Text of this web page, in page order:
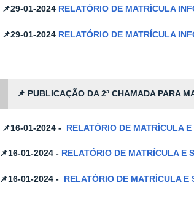
📌29-01-2024 RELATÓRIO DE MATRÍCULA
📌29-01-2024 RELATÓRIO DE MATRÍCULA
📌 PUBLICAÇÃO DA 2ª CHAMADA PARA
📌16-01-2024 - RELATÓRIO DE MATRÍCULA
📌16-01-2024 - RELATÓRIO DE MATRÍCULA E
📌16-01-2024 - RELATÓRIO DE MATRÍCULA